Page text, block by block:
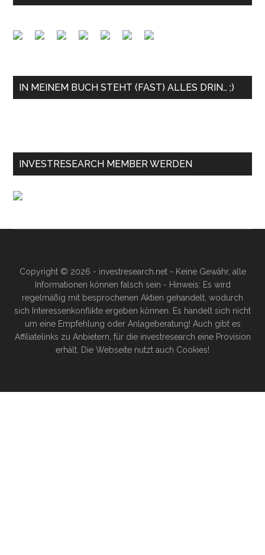
IN MEINEM BUCH STEHT (FAST) ALLES DRIN… ;)
INVESTRESEARCH MEMBER WERDEN
Copyright © 2026 - investresearch.net - Keine Gewähr, alle
Informationen können falsch sein - Hinweis: Es wird
regelmäßig mit besprochenen Aktien gehandelt, wodurch
sich Interessenkonflikte ergeben können. Es handelt sich nicht
um eine Empfehlung oder Anlageberatung! Auch gibt es
Affiliatelinks zu Anbietern, für die investresearch eine Provision
erhält. Die Webseite nutzt auch Cookies!